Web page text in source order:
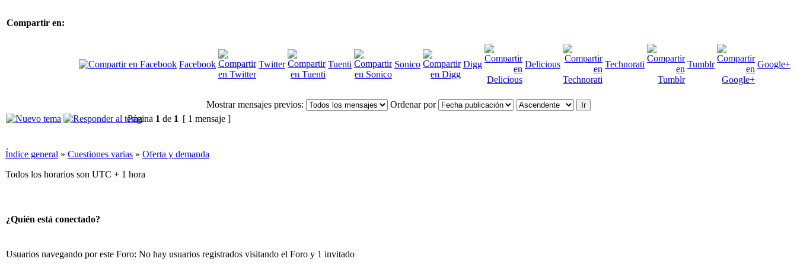
Compartir en:
Facebook Twitter Tuenti Sonico Digg Delicious Technorati Tumblr Google+
Mostrar mensajes previos:
Ordenar por
Página 1 de 1 [ 1 mensaje ]
Índice general » Cuestiones varias » Oferta y demanda
Todos los horarios son UTC + 1 hora
¿Quién está conectado?
Usuarios navegando por este Foro: No hay usuarios registrados visitando el Foro y 1 invitado